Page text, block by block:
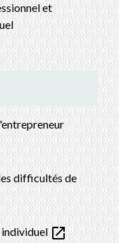
et
difficultés de
individuelopen_in_new